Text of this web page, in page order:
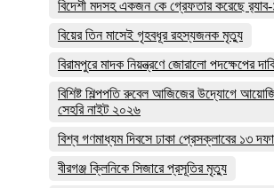
বিদেশী মদসহ একজন কে গ্রেফতার করেছে র‌্যাব-
বিয়ের তিন মাসেই গৃহবধূর রহস্যজনক মৃত্যু
বিরামপুরে মাদক নিয়ন্ত্রণে জোরালো পদক্ষেপের
বিশিষ্ট শিল্পপতি রুবেল আজিজের উদ্যোগে
সেহরি নাইট ২০২৬
বিশ্ব গণমাধ্যম দিবসে ঢাকা প্রেসক্লাবের ১৩
বীরগঞ্জ ক্লিনিকে সিজারে প্রসূতির মৃত্যু